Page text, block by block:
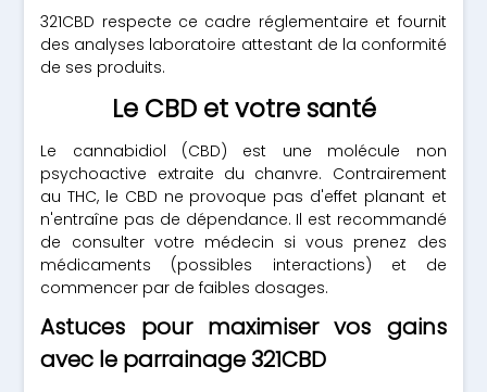
321CBD respecte ce cadre réglementaire et fournit
des analyses laboratoire attestant de la conformité
de ses produits.
Le CBD et votre santé
Le cannabidiol (CBD) est une molécule non
psychoactive extraite du chanvre. Contrairement
au THC, le CBD ne provoque pas d'effet planant et
n'entraîne pas de dépendance. Il est recommandé
de consulter votre médecin si vous prenez des
médicaments (possibles interactions) et de
commencer par de faibles dosages.
Astuces pour maximiser vos gains
avec le parrainage 321CBD